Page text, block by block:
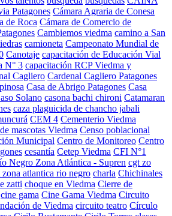
Patagones Cámara Agraria de Conesa
de Roca Cámara de Comercio de
Cambiemos viedma camino a San
camioneta Campeonato Mundial de
Canotaje capacitación de Educación Vial
N° 3 capacitación RCP Viedma y
Cagliero Cardenal Cagliero Patagones
Casa de Abrigo Patagones Casa
Solano casona bachi chironi Catamaran
caza plaguicida de chancho jabali
CEM 4 Cementerio Viedma
mascotas Viedma Censo poblacional
Municipal Centro de Monitoreo Centro
cesantía Cetep Viedma CFI N°1
Negro Zona Atlántica - Supren cgt zo
zona atlantica rio negro charla Chichinales
zatti choque en Viedma Cierre de
cine gama Cine Gama Viedma Circuito
de Viedma circuito teatro Círculo